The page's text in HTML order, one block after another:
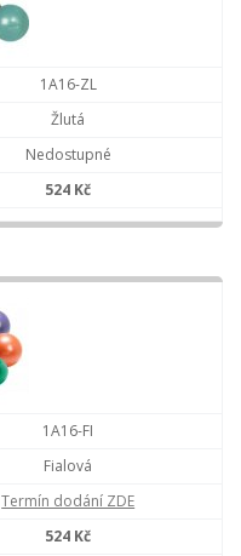
1A16-ZL
Žlutá
Nedostupné
524 Kč
1A16-FI
Fialová
Termín dodání ZDE
524 Kč